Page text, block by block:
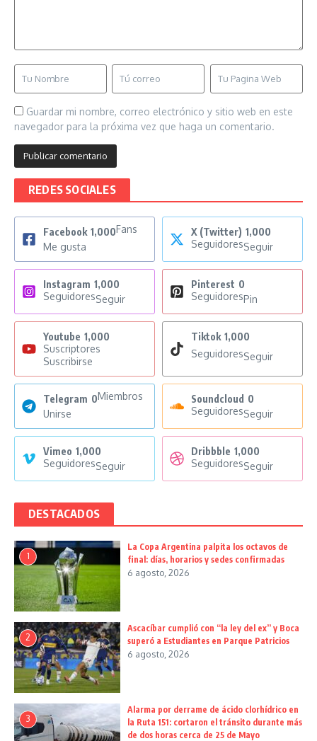
Guardar mi nombre, correo electrónico y sitio web en este
navegador para la próxima vez que haga un comentario.
REDES SOCIALES
Facebook 1,000Fans
Me gusta
X (Twitter) 1,000
SeguidoresSeguir
Instagram 1,000
SeguidoresSeguir
Pinterest 0
SeguidoresPin
Youtube 1,000
Suscriptores
Suscribirse
Tiktok 1,000
SeguidoresSeguir
Telegram 0Miembros
Unirse
Soundcloud 0
SeguidoresSeguir
Vimeo 1,000
SeguidoresSeguir
Dribbble 1,000
SeguidoresSeguir
DESTACADOS
1
La Copa Argentina palpita los octavos de
final: días, horarios y sedes confirmadas
6 agosto, 2026
2
Ascacíbar cumplió con “la ley del ex” y Boca
superó a Estudiantes en Parque Patricios
6 agosto, 2026
3
Alarma por derrame de ácido clorhídrico en
la Ruta 151: cortaron el tránsito durante más
de dos horas cerca de 25 de Mayo